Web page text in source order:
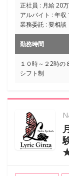
正社員 : 月給 20
アルバイト : 年
業務委託 : 要相談
勤務時間
１０時～２2時の
シフト制